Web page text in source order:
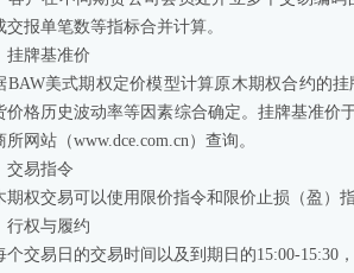
交报单笔数等指标合并计算。
挂牌基准价
BAW美式期权定价模型计算原木期权合约的
价格历史波动率等因素综合确定。挂牌基准价
网站（www.dce.com.cn）查询。
交易指令
期权交易可以使用限价指令和限价止损（盈）
行权与履约
个交易日的交易时间以及到期日的15:00-15:30